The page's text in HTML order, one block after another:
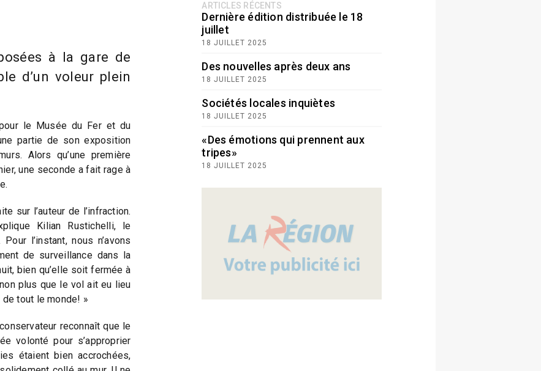
à la gare de
d’un voleur plein
le Musée du Fer et du
partie de son exposition
Alors qu’une première
une seconde a fait rage à
sur l’auteur de l’infraction.
Kilian Rustichelli, le
l’instant, nous n’avons
de surveillance dans la
bien qu’elle soit fermée à
plus que le vol ait eu lieu
de tout le monde! »
reconnaît que le
volonté pour s’approprier
étaient bien accrochées,
ARTICLES RÉCENTS
Dernière édition distribuée le 18
juillet
18 JUILLET 2025
Des nouvelles après deux ans
18 JUILLET 2025
Sociétés locales inquiètes
18 JUILLET 2025
«Des émotions qui prennent aux
tripes»
18 JUILLET 2025